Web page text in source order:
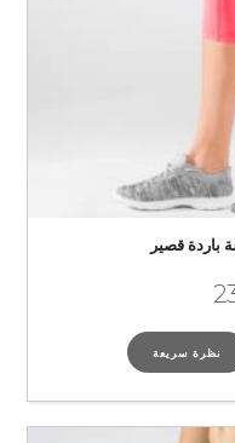
قصير
نظرة سريعة